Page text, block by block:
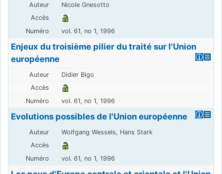
Nicole Gnesotto
vol. 61, no 1, 1996
Enjeux du troisième pilier du traité sur l'Union
européenne
Didier Bigo
vol. 61, no 1, 1996
Evolutions possibles de l'Union européenne
Wolfgang Wessels, Hans Stark
vol. 61, no 1, 1996